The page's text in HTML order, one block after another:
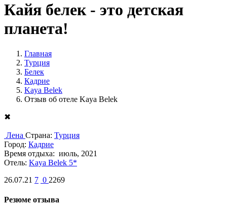
Кайя белек - это детская
планета!
Главная
Турция
Белек
Кадрие
Kaya Belek
Отзыв об отеле Kaya Belek
✖
Лена Страна: Турция
Город: Кадрие
Время отдыха: июль, 2021
Отель: Kaya Belek 5*
26.07.21 7 0 2269
Резюме отзыва